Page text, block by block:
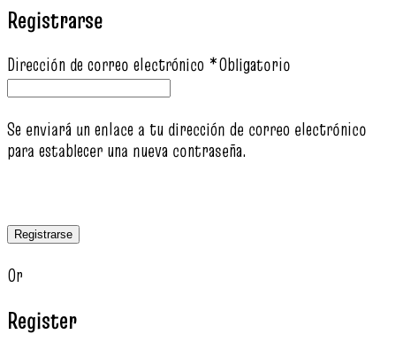
Registrarse
Dirección de correo electrónico *Obligatorio
Se enviará un enlace a tu dirección de correo electrónico
para establecer una nueva contraseña.
Registrarse
Or
Register